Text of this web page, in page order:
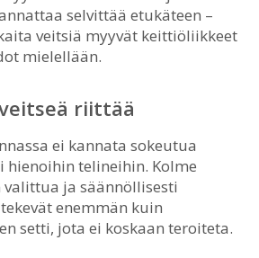
selvittää etukäteen –
veitsiä myyvät keittiöliikkeet
mielellään.
riittää
ei kannata sokeutua
hienoihin telineihin. Kolme
ja säännöllisesti
enemmän kuin
setti, jota ei koskaan teroiteta.